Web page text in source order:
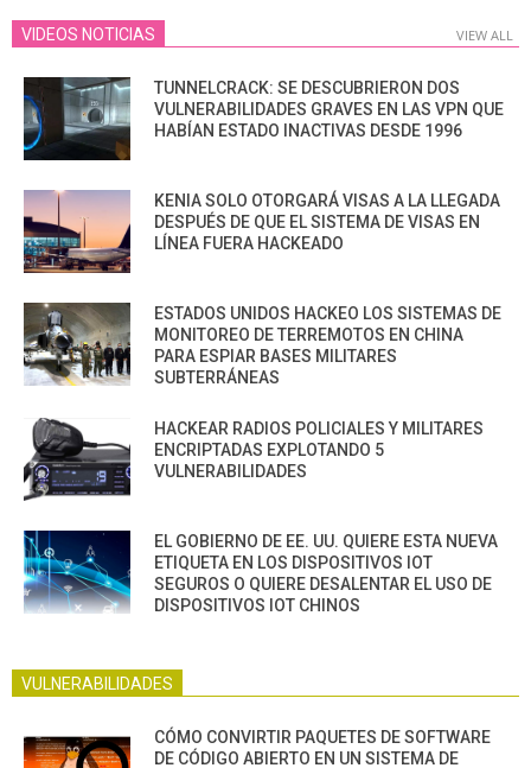
VIDEOS NOTICIAS VIEW ALL
TUNNELCRACK: SE DESCUBRIERON DOS
VULNERABILIDADES GRAVES EN LAS VPN QUE
HABÍAN ESTADO INACTIVAS DESDE 1996
KENIA SOLO OTORGARÁ VISAS A LA LLEGADA
DESPUÉS DE QUE EL SISTEMA DE VISAS EN
LÍNEA FUERA HACKEADO
ESTADOS UNIDOS HACKEO LOS SISTEMAS DE
MONITOREO DE TERREMOTOS EN CHINA
PARA ESPIAR BASES MILITARES
SUBTERRÁNEAS
HACKEAR RADIOS POLICIALES Y MILITARES
ENCRIPTADAS EXPLOTANDO 5
VULNERABILIDADES
EL GOBIERNO DE EE. UU. QUIERE ESTA NUEVA
ETIQUETA EN LOS DISPOSITIVOS IOT
SEGUROS O QUIERE DESALENTAR EL USO DE
DISPOSITIVOS IOT CHINOS
VULNERABILIDADES
CÓMO CONVIRTIR PAQUETES DE SOFTWARE
DE CÓDIGO ABIERTO EN UN SISTEMA DE